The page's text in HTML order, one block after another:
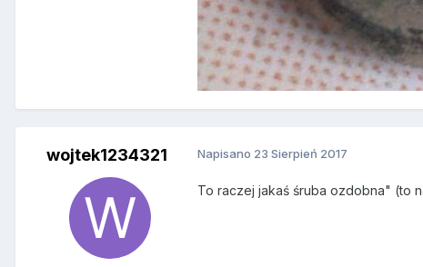
wojtek1234321 Napisano 23 Sierpień 2017
To raczej jakaś śruba ozdobna" (to